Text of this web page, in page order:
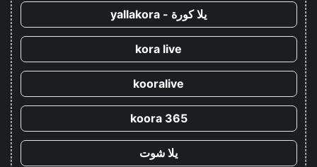
يلا كورة - yallakora
kora live
kooralive
koora 365
يلا شوت